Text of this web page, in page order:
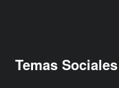
Temas Sociales